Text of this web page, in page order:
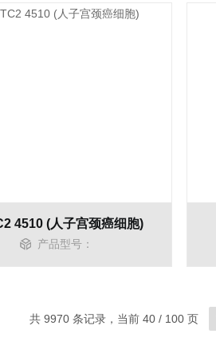
4510 (人子宫颈癌细胞)
产品型号：
共 9970 条记录，当前 40 / 100 页